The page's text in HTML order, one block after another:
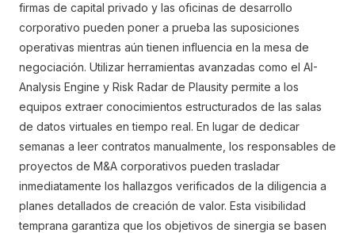
firmas de capital privado y las oficinas de desarrollo
corporativo pueden poner a prueba las suposiciones
operativas mientras aún tienen influencia en la mesa de
negociación. Utilizar herramientas avanzadas como el AI-
Analysis Engine y Risk Radar de Plausity permite a los
equipos extraer conocimientos estructurados de las salas
de datos virtuales en tiempo real. En lugar de dedicar
semanas a leer contratos manualmente, los responsables de
proyectos de M&A corporativos pueden trasladar
inmediatamente los hallazgos verificados de la diligencia a
planes detallados de creación de valor. Esta visibilidad
temprana garantiza que los objetivos de sinergia se basen